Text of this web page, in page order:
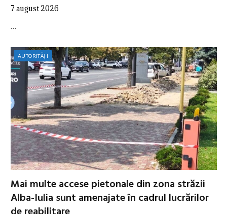
7 august 2026
…
AUTORITĂȚI
Mai multe accese pietonale din zona străzii
Alba-Iulia sunt amenajate în cadrul lucrărilor